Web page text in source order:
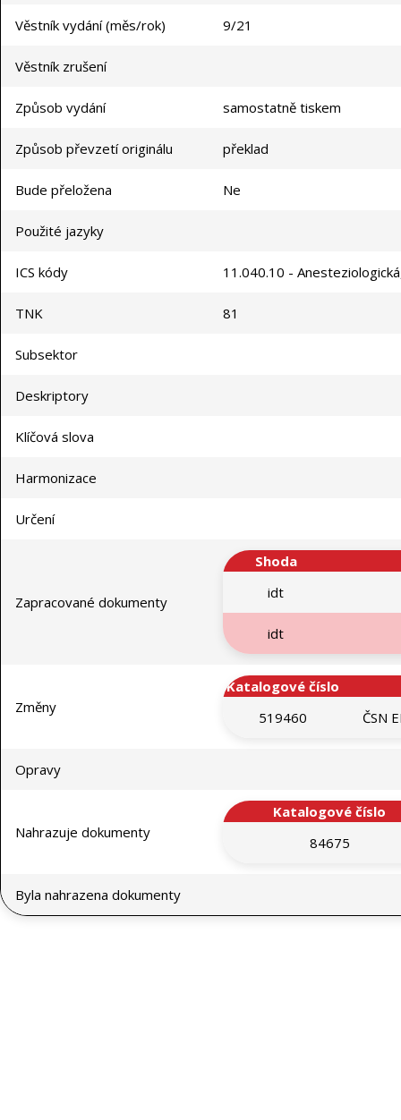
Věstník vydání (měs/rok) 9/21
Věstník zrušení
Způsob vydání samostatně tiskem
Způsob převzetí originálu překlad
Bude přeložena Ne
Použité jazyky
ICS kódy 11.040.10 -
TNK 81
Subsektor
Deskriptory
Klíčová slova
Harmonizace
Určení
Zapracované dokumenty
Shoda
idt
idt
Změny
Katalogové číslo
519460
ČSN
Opravy
Nahrazuje dokumenty
Katalogové číslo
84675
Byla nahrazena dokumenty